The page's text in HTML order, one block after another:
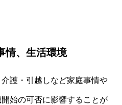
情、生活環境
護・引越しなど家庭事情や
始の可否に影響することが